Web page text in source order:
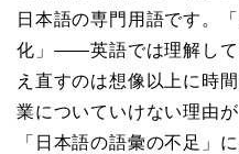
日本語の専門用語です。
化」——英語では理解して
え直すのは想像以上に時
業についていけない理由
「日本語の語彙の不足」